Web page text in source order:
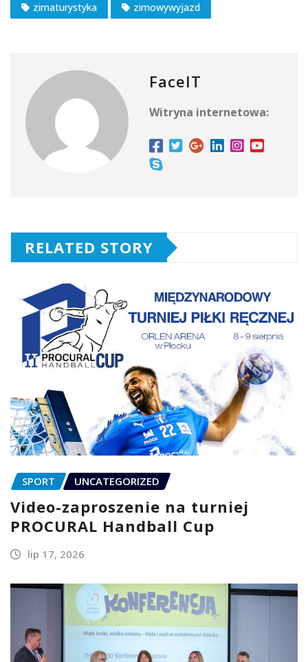
zimaturystyka
zimowywyjazd
FaceIT
Witryna internetowa:
RELATED STORY
SPORT UNCATEGORIZED
Video-zaproszenie na turniej
PROCURAL Handball Cup
lip 17, 2026